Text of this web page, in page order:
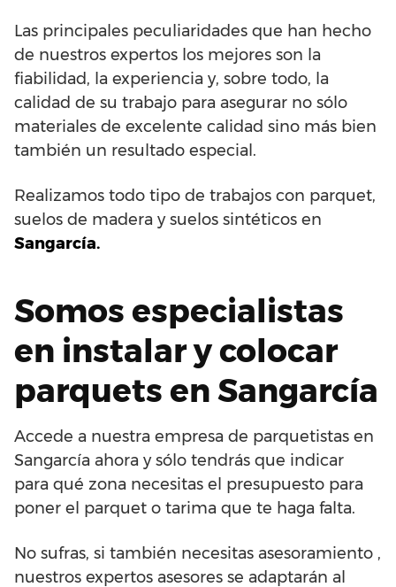
Las principales peculiaridades que han hecho
de nuestros expertos los mejores son la
fiabilidad, la experiencia y, sobre todo, la
calidad de su trabajo para asegurar no sólo
materiales de excelente calidad sino más bien
también un resultado especial.
Realizamos todo tipo de trabajos con parquet,
suelos de madera y suelos sintéticos en
Sangarcía.
Somos especialistas
en instalar y colocar
parquets en Sangarcía
Accede a nuestra empresa de parquetistas en
Sangarcía ahora y sólo tendrás que indicar
para qué zona necesitas el presupuesto para
poner el parquet o tarima que te haga falta.
No sufras, si también necesitas asesoramiento ,
nuestros expertos asesores se adaptarán al